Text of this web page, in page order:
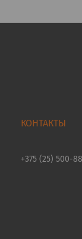
+375 (25) 500-